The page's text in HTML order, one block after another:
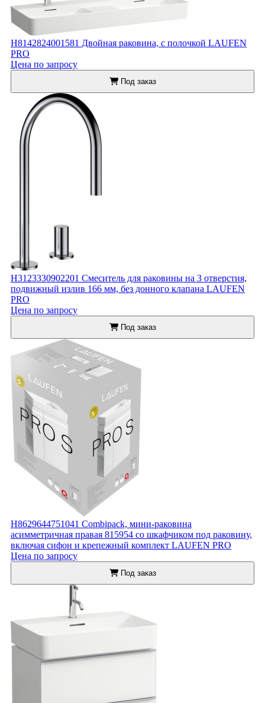
H8142824001581 Двойная раковина, с полочкой LAUFEN
PRO
Цена по запросу
Под заказ
H3123330902201 Смеситель для раковины на 3 отверстия,
подвижный излив 166 мм, без донного клапана LAUFEN
PRO
Цена по запросу
Под заказ
H8629644751041 Combipack, мини-раковина
асимметричная правая 815954 со шкафчиком под раковину,
включая сифон и крепежный комплект LAUFEN PRO
Цена по запросу
Под заказ